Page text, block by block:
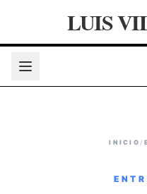
LUIS
INICIO /